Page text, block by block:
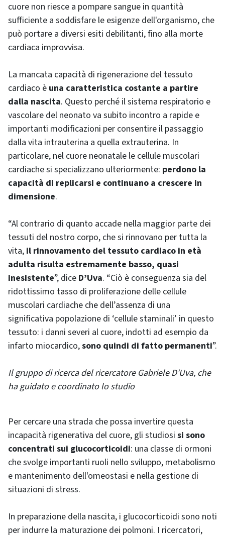
cuore non riesce a pompare sangue in quantità
sufficiente a soddisfare le esigenze dell'organismo, che
può portare a diversi esiti debilitanti, fino alla morte
cardiaca improvvisa.
La mancata capacità di rigenerazione del tessuto
cardiaco è una caratteristica costante a partire
dalla nascita. Questo perché il sistema respiratorio e
vascolare del neonato va subito incontro a rapide e
importanti modificazioni per consentire il passaggio
dalla vita intrauterina a quella extrauterina. In
particolare, nel cuore neonatale le cellule muscolari
cardiache si specializzano ulteriormente: perdono la
capacità di replicarsi e continuano a crescere in
dimensione.
“Al contrario di quanto accade nella maggior parte dei
tessuti del nostro corpo, che si rinnovano per tutta la
vita, il rinnovamento del tessuto cardiaco in età
adulta risulta estremamente basso, quasi
inesistente”, dice D’Uva. “Ciò è conseguenza sia del
ridottissimo tasso di proliferazione delle cellule
muscolari cardiache che dell’assenza di una
significativa popolazione di ‘cellule staminali’ in questo
tessuto: i danni severi al cuore, indotti ad esempio da
infarto miocardico,sono quindi di fatto permanenti”.
Il gruppo di ricerca del ricercatore Gabriele D'Uva, che
ha guidato e coordinato lo studio
Per cercare una strada che possa invertire questa
incapacità rigenerativa del cuore, gli studiosi si sono
concentrati sui glucocorticoidi: una classe di ormoni
che svolge importanti ruoli nello sviluppo, metabolismo
e mantenimento dell'omeostasi e nella gestione di
situazioni di stress.
In preparazione della nascita, i glucocorticoidi sono noti
per indurre la maturazione dei polmoni. I ricercatori,